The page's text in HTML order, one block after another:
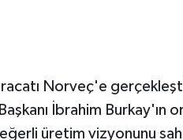
Norveç'e
İbrahim Burkay'ın
üretim vizyonunu